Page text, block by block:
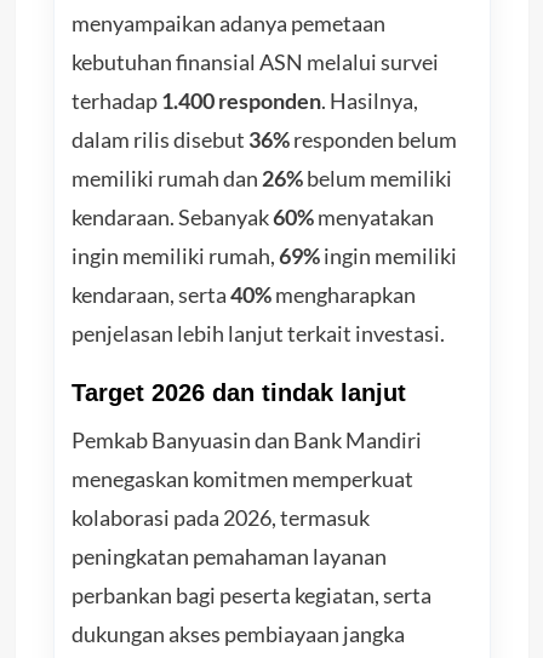
menyampaikan adanya pemetaan
kebutuhan finansial ASN melalui survei
terhadap1.400 responden. Hasilnya,
dalam rilis disebut 36%responden belum
memiliki rumah dan 26%belum memiliki
kendaraan. Sebanyak60%menyatakan
ingin memiliki rumah,69%ingin memiliki
kendaraan, serta40%mengharapkan
penjelasan lebih lanjut terkait investasi.
Target 2026 dan tindak lanjut
Pemkab Banyuasin dan Bank Mandiri
menegaskan komitmen memperkuat
kolaborasi pada 2026, termasuk
peningkatan pemahaman layanan
perbankan bagi peserta kegiatan, serta
dukungan akses pembiayaan jangka